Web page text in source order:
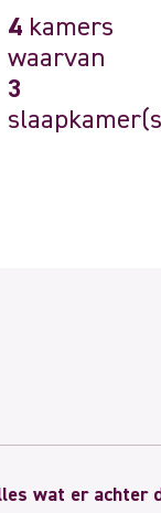
4 kamers
waarvan
3
wat er achter